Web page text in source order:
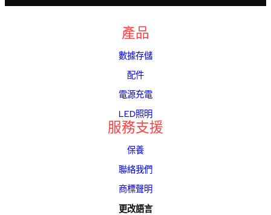
產品
數據存儲
配件
電源充電
LED照明
服務支援
保養
聯絡我們
商標聲明
更改語言